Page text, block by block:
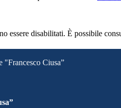
essere disabilitati. È possibile
"Francesco Ciusa”